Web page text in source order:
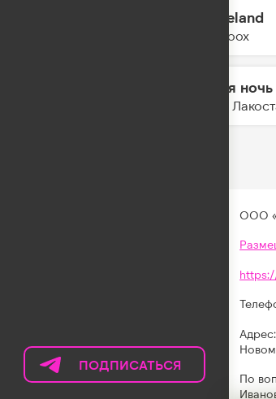
ПОДПИСАТЬСЯ
НА
Graceland
Yearboox
Белая ночь
Коста
ООО
По